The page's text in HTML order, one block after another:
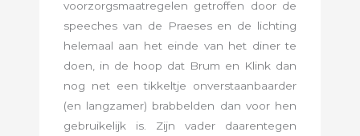
voorzorgsmaatregelen getroffen door de
speeches van de Praeses en de lichting
helemaal aan het einde van het diner te
doen, in de hoop dat Brum en Klink dan
nog net een tikkeltje onverstaanbaarder
(en langzamer) brabbelden dan voor hen
gebruikelijk is. Zijn vader daarentegen